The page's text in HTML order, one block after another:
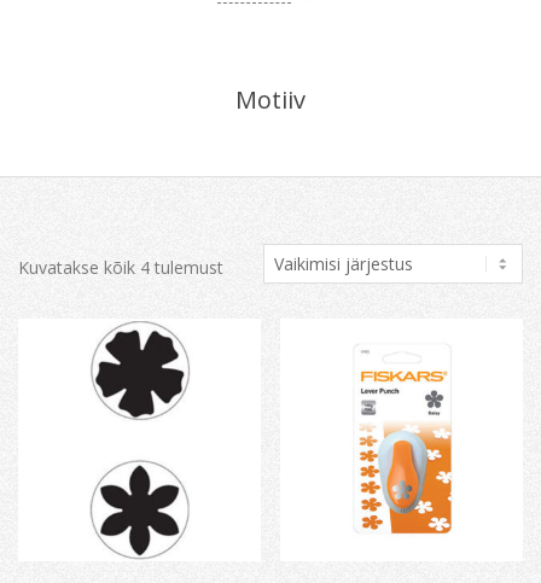
Motiiv
Kuvatakse kõik 4 tulemust